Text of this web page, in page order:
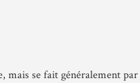
mais se fait généralement